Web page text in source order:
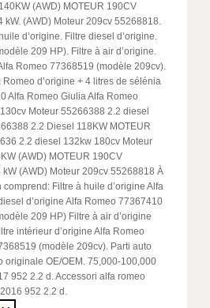
(AWD) MOTEUR 190CV
kW. (AWD) Moteur 209cv 55268818.
d’origine. Filtre diesel d’origine.
209 HP). Filtre à air d’origine.
Romeo 77368519 (modèle 209cv).
Romeo d’origine + 4 litres de sélénia
Alfa Romeo Giulia Alfa Romeo
Moteur 55266388 2.2 diesel
2.2 Diesel 118KW MOTEUR
2.2 diesel 132kw 180cv Moteur
(AWD) MOTEUR 190CV
(AWD) Moteur 209cv 55268818 À
Filtre à huile d’origine Alfa
d’origine Alfa Romeo 77367410
209 HP) Filtre à air d’origine
intérieur d’origine Alfa Romeo
(modèle 209cv). Parti auto
originale OE/OEM. 75,000-100,000
952 2.2 d. Accessori alfa romeo
952 2.2 d.